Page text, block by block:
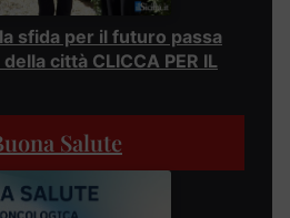
sfida per il futuro passa
città CLICCA PER IL
Salute